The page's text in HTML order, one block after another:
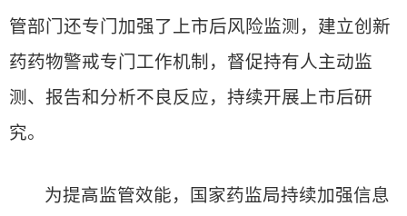
管部门还专门加强了上市后风险监测，建立创新
药药物警戒专门工作机制，督促持有人主动监
测、报告和分析不良反应，持续开展上市后研
究。
为提高监管效能，国家药监局持续加强信息